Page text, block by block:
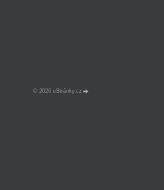
© 2026 eStránky.cz